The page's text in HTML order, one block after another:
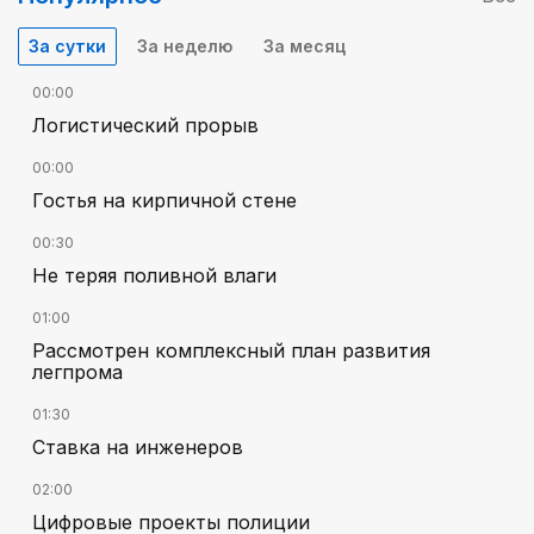
За сутки За неделю За месяц
00:00
Логистический прорыв
00:00
Гостья на кирпичной стене
00:30
Не теряя поливной влаги
01:00
Рассмотрен комплексный план развития
легпрома
01:30
Ставка на инженеров
02:00
Цифровые проекты полиции